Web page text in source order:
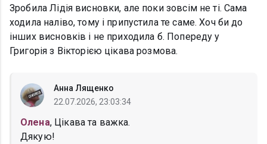
Зробила Лідія висновки, але поки зовсім не ті. Сама
ходила наліво, тому і припустила те саме. Хоч би до
інших висновків і не приходила б. Попереду у
Григорія з Вікторією цікава розмова.
Анна Лященко
22.07.2026, 23:03:34
Олена, Цікава та важка.
Дякую!